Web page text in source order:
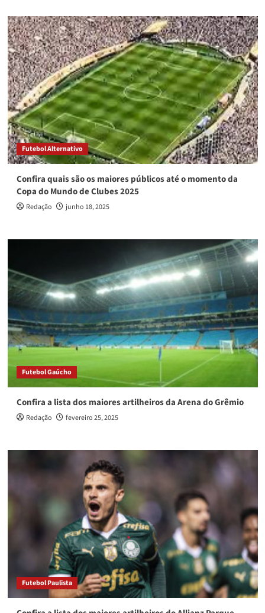
Futebol Alternativo
Confira quais são os maiores públicos até o momento da
Copa do Mundo de Clubes 2025
Redação junho 18, 2025
Futebol Gaúcho
Confira a lista dos maiores artilheiros da Arena do Grêmio
Redação fevereiro 25, 2025
Futebol Paulista